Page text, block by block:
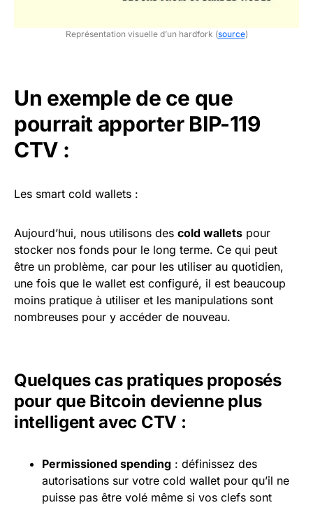
Représentation visuelle d’un hardfork (source)
Un exemple de ce que
pourrait apporter BIP-119
CTV :
Les smart cold wallets :
Aujourd’hui, nous utilisons des cold wallets pour
stocker nos fonds pour le long terme. Ce qui peut
être un problème, car pour les utiliser au quotidien,
une fois que le wallet est configuré, il est beaucoup
moins pratique à utiliser et les manipulations sont
nombreuses pour y accéder de nouveau.
Quelques cas pratiques proposés
pour que Bitcoin devienne plus
intelligent avec CTV :
Permissioned spending : définissez des
autorisations sur votre cold wallet pour qu’il ne
puisse pas être volé même si vos clefs sont